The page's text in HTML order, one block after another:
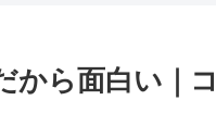
から面白い｜